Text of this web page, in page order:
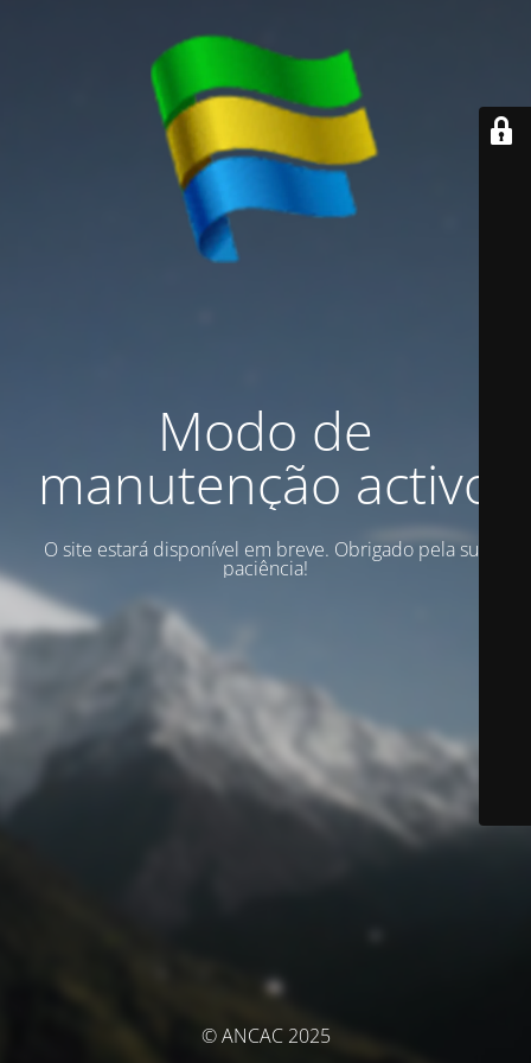
Modo de
manutenção activo
O site estará disponível em breve. Obrigado pela sua
paciência!
© ANCAC 2025